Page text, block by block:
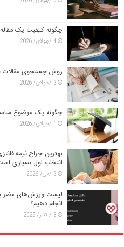
چگونه کیفیت یک مقاله
4 /جولای/ 2026
روش جستجوی مقالات
3 /جولای/ 2026
چگونه یک موضوع
1 /جولای/ 2026
بهترین جراح نیمه
انتخاب اول بسیاری
3 /می/ 2026
لیست ورزش‌های مضر
انجام دهیم؟
8 /اکتبر/ 2025